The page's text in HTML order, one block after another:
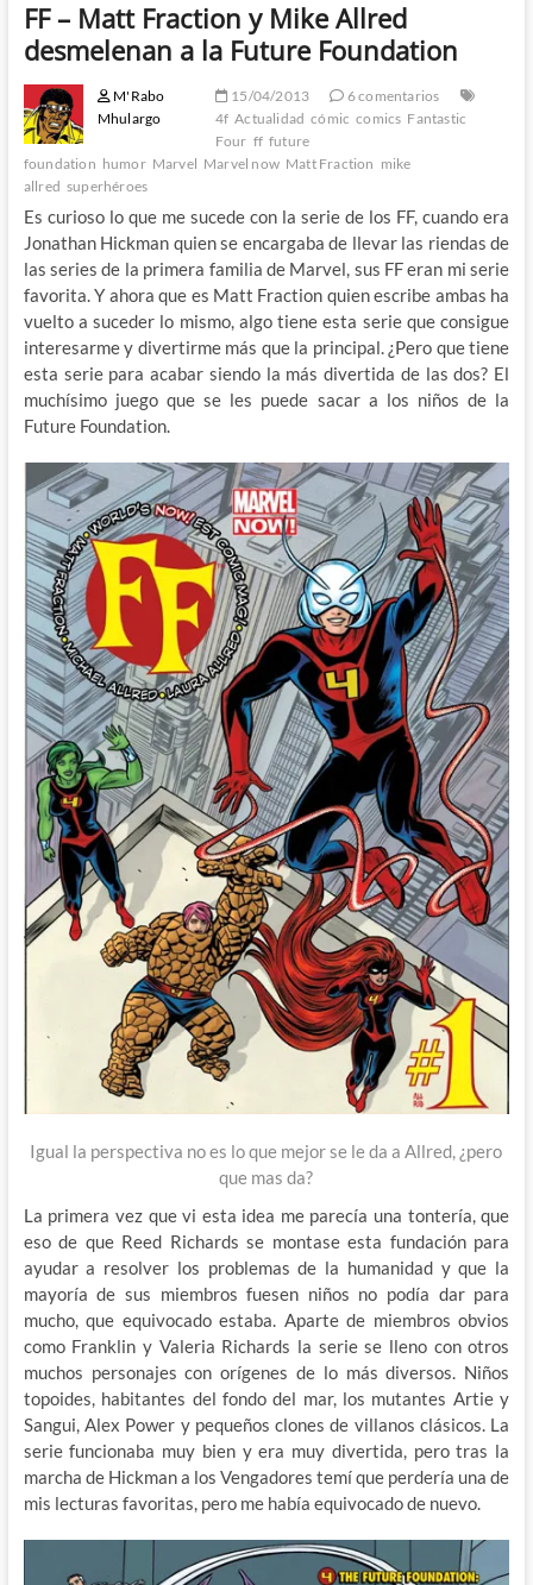
FF – Matt Fraction y Mike Allred
desmelenan a la Future Foundation
M'Rabo
Mhulargo
15/04/2013
6 comentarios
4f Actualidad cómic comics Fantastic
Four ff future
foundation humor Marvel Marvel now Matt Fraction mike
allred superhéroes
Es curioso lo que me sucede con la serie de los FF, cuando era
Jonathan Hickman quien se encargaba de llevar las riendas de
las series de la primera familia de Marvel, sus FF eran mi serie
favorita. Y ahora que es Matt Fraction quien escribe ambas ha
vuelto a suceder lo mismo, algo tiene esta serie que consigue
interesarme y divertirme más que la principal. ¿Pero que tiene
esta serie para acabar siendo la más divertida de las dos? El
muchísimo juego que se les puede sacar a los niños de la
Future Foundation.
Igual la perspectiva no es lo que mejor se le da a Allred, ¿pero
que mas da?
La primera vez que vi esta idea me parecía una tontería, que
eso de que Reed Richards se montase esta fundación para
ayudar a resolver los problemas de la humanidad y que la
mayoría de sus miembros fuesen niños no podía dar para
mucho, que equivocado estaba. Aparte de miembros obvios
como Franklin y Valeria Richards la serie se lleno con otros
muchos personajes con orígenes de lo más diversos. Niños
topoides, habitantes del fondo del mar, los mutantes Artie y
Sangui, Alex Power y pequeños clones de villanos clásicos. La
serie funcionaba muy bien y era muy divertida, pero tras la
marcha de Hickman a los Vengadores temí que perdería una de
mis lecturas favoritas, pero me había equivocado de nuevo.